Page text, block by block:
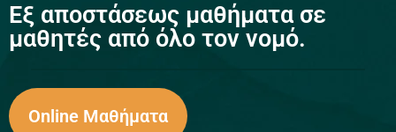
Eξ αποστάσεως μαθήματα σε
μαθητές από όλο τον νομό.
Online Μαθήματα